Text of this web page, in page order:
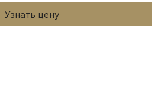
Узнать цену